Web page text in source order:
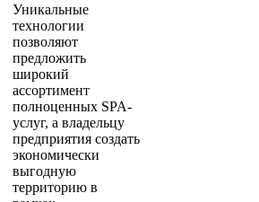
Уникальные
технологии
позволяют
предложить
широкий
ассортимент
полноценных SPA-
услуг, а владельцу
предприятия создать
экономически
выгодную
территорию в